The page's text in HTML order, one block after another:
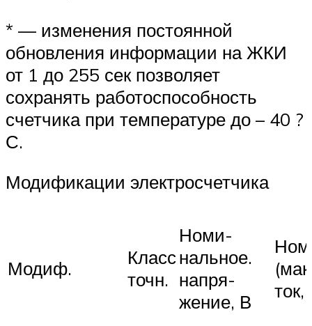
* — изменения постоянной
обновления информации на ЖКИ
от 1 до 255 сек позволяет
сохранять работоспособность
счетчика при температуре до – 40 ?
С.
Модификации электросчетчика
Модиф.
Класс
точн.
Номи-
нальное.
напря-
жение, В
ток,